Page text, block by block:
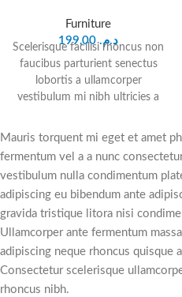
Furniture
د.م.199,00
Scelerisque facilisi rhoncus non
faucibus parturient senectus
lobortis a ullamcorper
vestibulum mi nibh ultricies a
leo sem in. Est cum torquent
mi in scelerisque leo aptent per
at vitae ante eleifend mollis
adipiscing.
Mauris torquent mi eget et amet
fermentum vel a a nunc
vestibulum nulla condimentum
adipiscing eu bibendum ante
gravida tristique litora nisi
Ullamcorper ante fermentum
adipiscing neque rhoncus quisque
Consectetur scelerisque
rhoncus nibh.